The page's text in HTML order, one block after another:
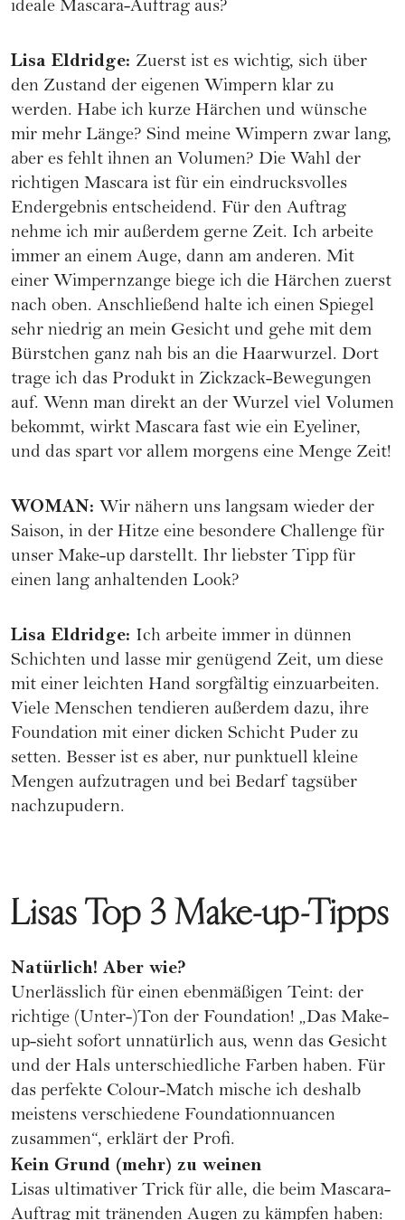
ideale Mascara-Auftrag aus?
Lisa Eldridge: Zuerst ist es wichtig, sich über
den Zustand der eigenen Wimpern klar zu
werden. Habe ich kurze Härchen und wünsche
mir mehr Länge? Sind meine Wimpern zwar lang,
aber es fehlt ihnen an Volumen? Die Wahl der
richtigen Mascara ist für ein eindrucksvolles
Endergebnis entscheidend. Für den Auftrag
nehme ich mir außerdem gerne Zeit. Ich arbeite
immer an einem Auge, dann am anderen. Mit
einer Wimpernzange biege ich die Härchen zuerst
nach oben. Anschließend halte ich einen Spiegel
sehr niedrig an mein Gesicht und gehe mit dem
Bürstchen ganz nah bis an die Haarwurzel. Dort
trage ich das Produkt in Zickzack-Bewegungen
auf. Wenn man direkt an der Wurzel viel Volumen
bekommt, wirkt Mascara fast wie ein Eyeliner,
und das spart vor allem morgens eine Menge Zeit!
WOMAN: Wir nähern uns langsam wieder der
Saison, in der Hitze eine besondere Challenge für
unser Make-up darstellt. Ihr liebster Tipp für
einen lang anhaltenden Look?
Lisa Eldridge: Ich arbeite immer in dünnen
Schichten und lasse mir genügend Zeit, um diese
mit einer leichten Hand sorgfältig einzuarbeiten.
Viele Menschen tendieren außerdem dazu, ihre
Foundation mit einer dicken Schicht Puder zu
setten. Besser ist es aber, nur punktuell kleine
Mengen aufzutragen und bei Bedarf tagsüber
nachzupudern.
Lisas Top 3 Make-up-Tipps
Natürlich! Aber wie?
Unerlässlich für einen ebenmäßigen Teint: der
richtige (Unter-)Ton der Foundation! „Das Make-
up-sieht sofort unnatürlich aus, wenn das Gesicht
und der Hals unterschiedliche Farben haben. Für
das perfekte Colour-Match mische ich deshalb
meistens verschiedene Foundationnuancen
zusammen“, erklärt der Profi.
Kein Grund (mehr) zu weinen
Lisas ultimativer Trick für alle, die beim Mascara-